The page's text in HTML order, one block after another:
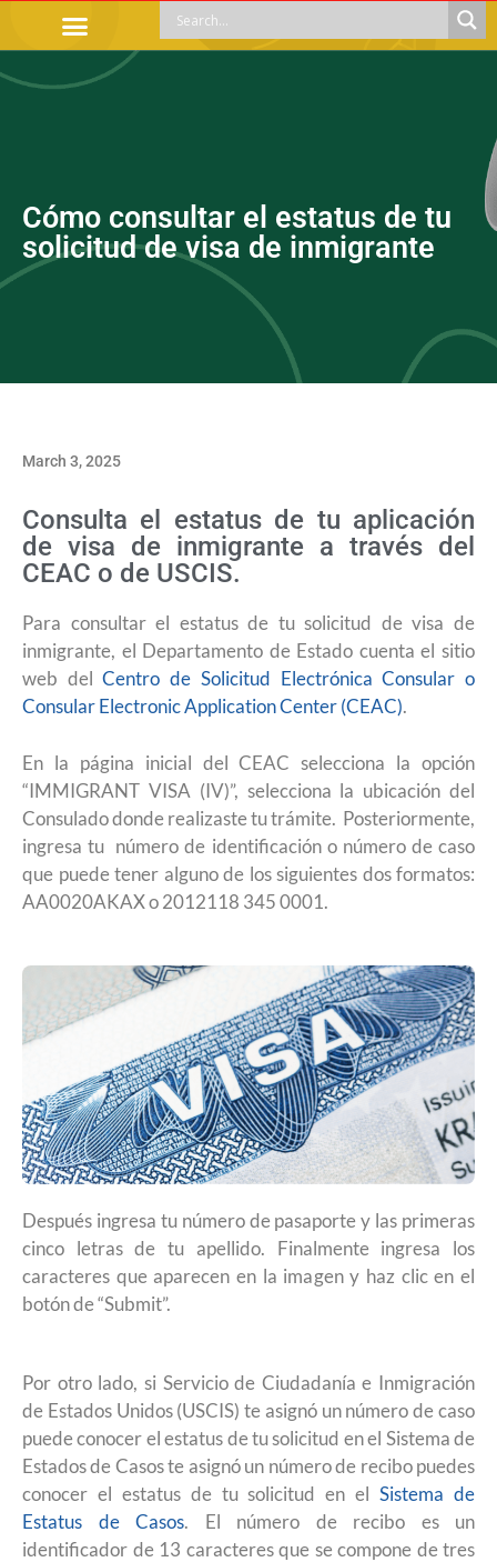
Cómo consultar el estatus de tu
solicitud de visa de inmigrante
March 3, 2025
Consulta el estatus de tu aplicación
de visa de inmigrante a través del
CEAC o de USCIS.
Para consultar el estatus de tu solicitud de visa de
inmigrante, el Departamento de Estado cuenta el sitio
web delCentro de Solicitud Electrónica Consular o
Consular Electronic Application Center (CEAC).
En la página inicial del CEAC selecciona la opción
“IMMIGRANT VISA (IV)”, selecciona la ubicación del
Consulado donde realizaste tu trámite. Posteriormente,
ingresa tu número de identificación o número de caso
que puede tener alguno de los siguientes dos formatos:
AA0020AKAX o 2012118 345 0001.
Después ingresa tu número de pasaporte y las primeras
cinco letras de tu apellido. Finalmente ingresa los
caracteres que aparecen en la imagen y haz clic en el
botón de “Submit”.
Por otro lado, si Servicio de Ciudadanía e Inmigración
de Estados Unidos (USCIS) te asignó un número de caso
puede conocer el estatus de tu solicitud en el Sistema de
Estados de Casos te asignó un número de recibo puedes
conocer el estatus de tu solicitud en elSistema de
Estatus de Casos. El número de recibo es un
identificador de 13 caracteres que se compone de tres